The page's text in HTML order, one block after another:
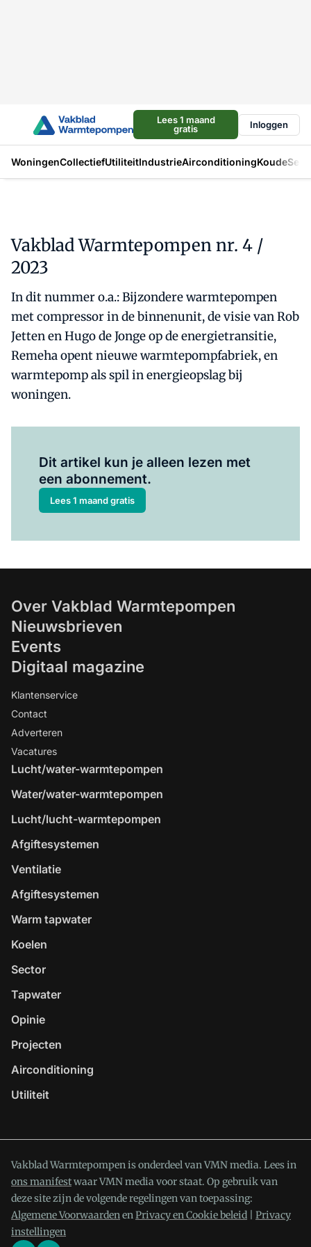
Lees 1 maand
gratis
Inloggen
WoningenCollectiefUtiliteitIndustrieAirconditioningKoude
Vakblad Warmtepompen nr. 4 /
2023
In dit nummer o.a.: Bijzondere warmtepompen
met compressor in de binnenunit, de visie van Rob
Jetten en Hugo de Jonge op de energietransitie,
Remeha opent nieuwe warmtepompfabriek, en
warmtepomp als spil in energieopslag bij
woningen.
Dit artikel kun je alleen lezen met
een abonnement.
Lees 1 maand gratis
Over Vakblad Warmtepompen
Nieuwsbrieven
Events
Digitaal magazine
Klantenservice
Contact
Adverteren
Vacatures
Lucht/water-warmtepompen
Water/water-warmtepompen
Lucht/lucht-warmtepompen
Afgiftesystemen
Ventilatie
Afgiftesystemen
Warm tapwater
Koelen
Sector
Tapwater
Opinie
Projecten
Airconditioning
Utiliteit
Vakblad Warmtepompen is onderdeel van VMN media. Lees in
ons manifestwaar VMN media voor staat. Op gebruik van
deze site zijn de volgende regelingen van toepassing:
Algemene VoorwaardenenPrivacy en Cookie beleid
Privacy
instellingen